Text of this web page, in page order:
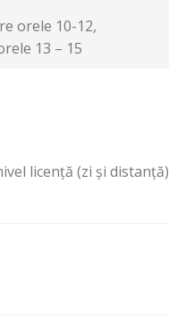
orele 10-12,
13 – 15
licenţă (zi şi distanţă)